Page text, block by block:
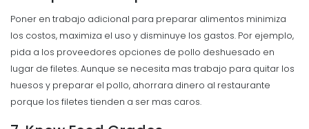
Poner en trabajo adicional para preparar alimentos minimiza
los costos, maximiza el uso y disminuye los gastos. Por ejemplo,
pida a los proveedores opciones de pollo deshuesado en
lugar de filetes. Aunque se necesita mas trabajo para quitar los
huesos y preparar el pollo, ahorrara dinero al restaurante
porque los filetes tienden a ser mas caros.